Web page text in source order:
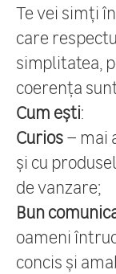
Te vei simți
care
simplitatea,
coerența
Cum ești:
Curios– mai
și cu
de vanzare;
Bun
oameni
concis și